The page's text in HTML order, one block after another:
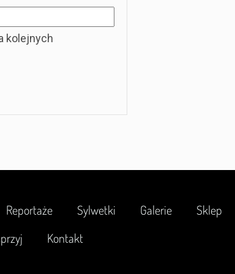
kolejnych
Reportaże Sylwetki Galerie
Sklep
Kontakt